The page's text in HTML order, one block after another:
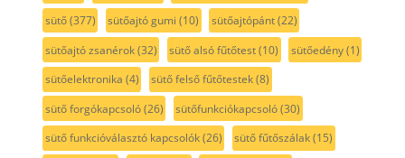
sütő(377) sütőajtó gumi (10) sütőajtópánt(22)
sütőajtó zsanérok(32) sütő alsó fűtőtest(10) sütőedény(1)
sütőelektronika (4) sütő felső fűtőtestek(8)
sütő forgókapcsoló(26) sütőfunkciókapcsoló(30)
sütő funkcióválasztó kapcsolók(26) sütő fűtőszálak(15)